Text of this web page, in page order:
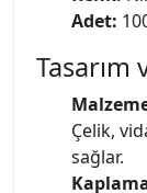
Adet:
Tasarım
Çelik,
sağlar.